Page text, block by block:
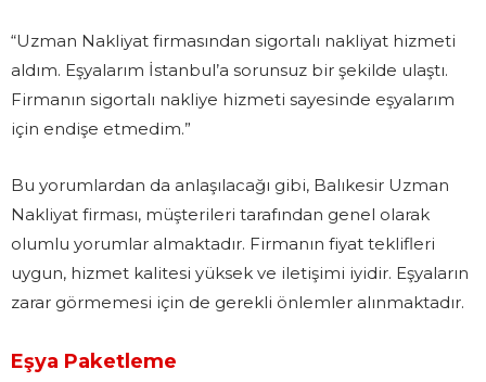
“Uzman Nakliyat firmasından sigortalı nakliyat hizmeti
aldım. Eşyalarım İstanbul’a sorunsuz bir şekilde ulaştı.
Firmanın sigortalı nakliye hizmeti sayesinde eşyalarım
için endişe etmedim.”
Bu yorumlardan da anlaşılacağı gibi, Balıkesir Uzman
Nakliyat firması, müşterileri tarafından genel olarak
olumlu yorumlar almaktadır. Firmanın fiyat teklifleri
uygun, hizmet kalitesi yüksek ve iletişimi iyidir. Eşyaların
zarar görmemesi için de gerekli önlemler alınmaktadır.
Eşya Paketleme